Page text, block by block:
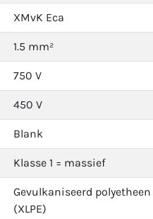
XMvK Eca
1.5 mm²
750 V
450 V
Blank
Klasse 1 = massief
Gevulkaniseerd polyetheen
(XLPE)